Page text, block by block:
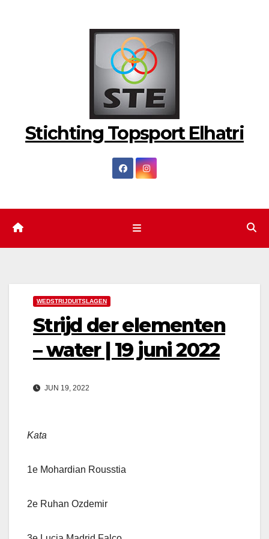
Stichting Topsport Elhatri
WEDSTRIJDUITSLAGEN
Strijd der elementen
– water | 19 juni 2022
JUN 19, 2022
Kata
1e Mohardian Rousstia
2e Ruhan Ozdemir